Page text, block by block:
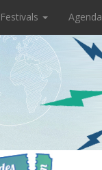
Festivals Agenda